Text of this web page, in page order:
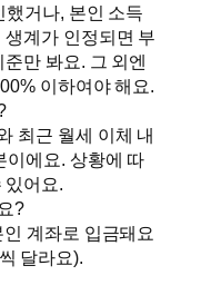
거나, 본인 소득
계가 인정되면 부
만 봐요. 그 외엔
이하여야 해요.
최근 월세 이체 내
이에요. 상황에 따
있어요.
?
계좌로 입금돼요
달라요).